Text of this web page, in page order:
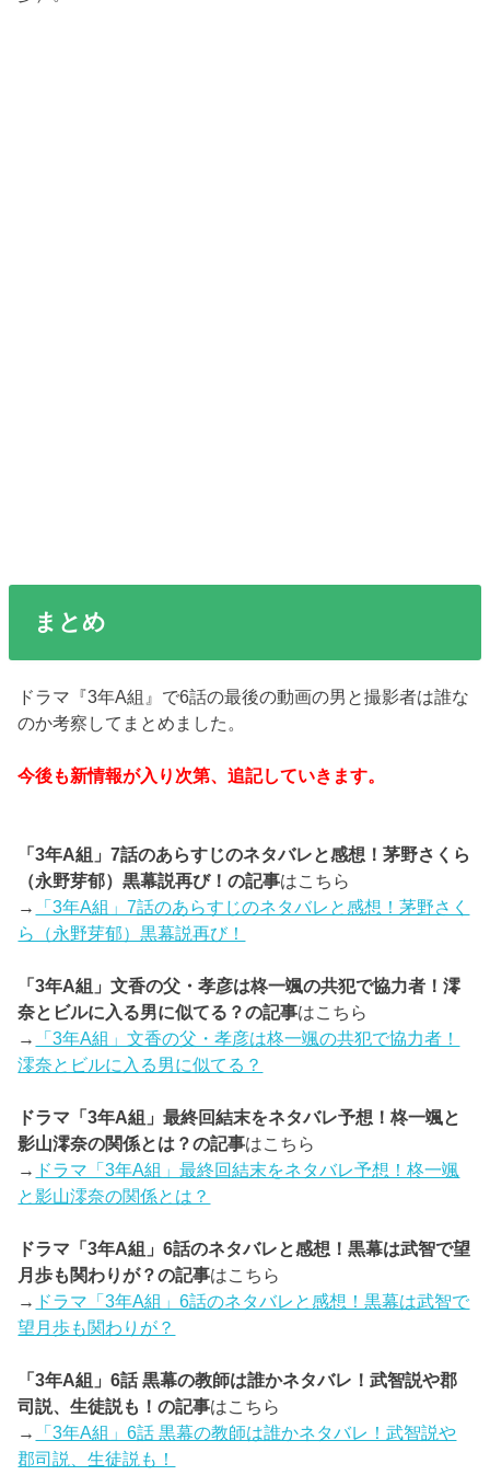
まとめ
ドラマ『3年A組』で6話の最後の動画の男と撮影者は誰な
のか考察してまとめました。
今後も新情報が入り次第、追記していきます。
「3年A組」7話のあらすじのネタバレと感想！茅野さくら
（永野芽郁）黒幕説再び！の記事はこちら
→
「3年A組」7話のあらすじのネタバレと感想！茅野さく
ら（永野芽郁）黒幕説再び！
「3年A組」文香の父・孝彦は柊一颯の共犯で協力者！澪
奈とビルに入る男に似てる？の記事はこちら
→
「3年A組」文香の父・孝彦は柊一颯の共犯で協力者！
澪奈とビルに入る男に似てる？
ドラマ「3年A組」最終回結末をネタバレ予想！柊一颯と
影山澪奈の関係とは？の記事はこちら
→ ドラマ「3年A組」最終回結末をネタバレ予想！柊一颯
と影山澪奈の関係とは？
ドラマ「3年A組」6話のネタバレと感想！黒幕は武智で望
月歩も関わりが？の記事はこちら
→ ドラマ「3年A組」6話のネタバレと感想！黒幕は武智で
望月歩も関わりが？
「3年A組」6話 黒幕の教師は誰かネタバレ！武智説や郡
司説、生徒説も！の記事はこちら
→
「3年A組」6話 黒幕の教師は誰かネタバレ！武智説や
郡司説、生徒説も！